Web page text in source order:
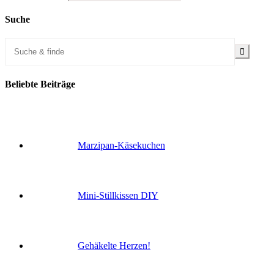
Suche
Beliebte Beiträge
Marzipan-Käsekuchen
Mini-Stillkissen DIY
Gehäkelte Herzen!